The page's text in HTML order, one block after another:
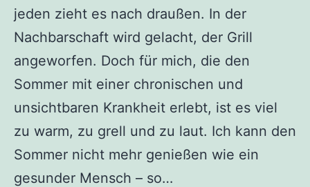
jeden zieht es nach draußen. In der
Nachbarschaft wird gelacht, der Grill
angeworfen. Doch für mich, die den
Sommer mit einer chronischen und
unsichtbaren Krankheit erlebt, ist es viel
zu warm, zu grell und zu laut. Ich kann den
Sommer nicht mehr genießen wie ein
gesunder Mensch – so…